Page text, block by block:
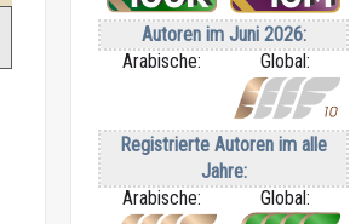
Autoren im Juni 2026:
Arabische:
Global:
Registrierte Autoren im alle
Jahre:
Arabische:
Global: